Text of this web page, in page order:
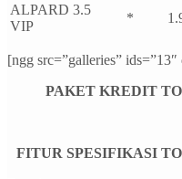
ALPARD 3.5
VIP
*
[ngg src=”galleries”
PAKET KREDIT
FITUR SPESIFIKASI